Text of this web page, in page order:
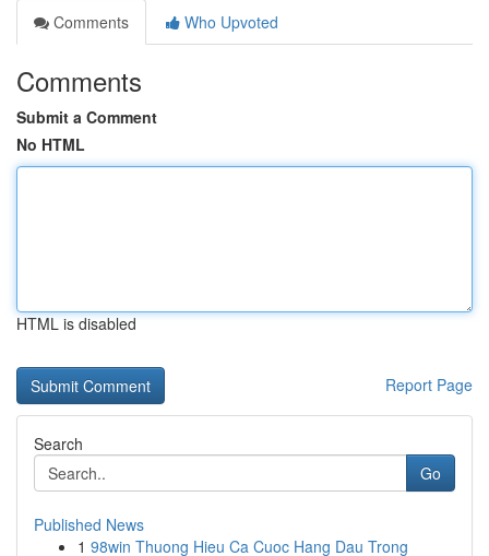
Comments
Who Upvoted
Comments
Submit a Comment
No HTML
HTML is disabled
Report Page
Search
Go
Published News
1 98win Thuong Hieu Ca Cuoc Hang Dau Trong